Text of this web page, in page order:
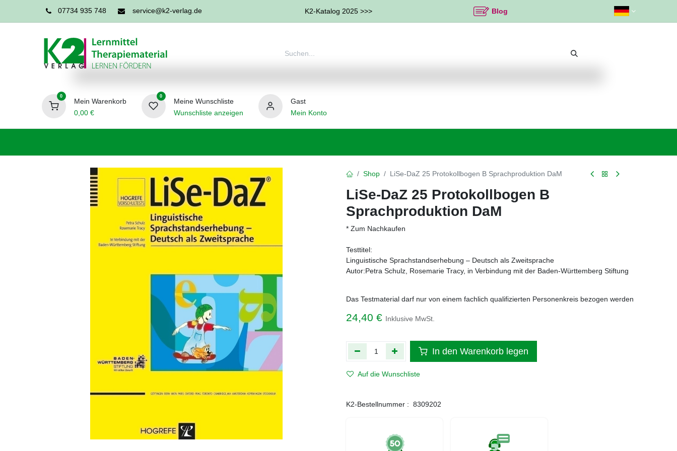
07734 935 748 service@k2-verlag.de K2-Katalog 2025 >>> Blog
0
Mein Warenkorb
0,00€
0
Meine Wunschliste
Wunschliste anzeigen
Gast
Mein Konto
Shop LiSe-DaZ 25 Protokollbogen B Sprachproduktion DaM
LiSe-DaZ 25 Protokollbogen B
Sprachproduktion DaM
* Zum Nachkaufen
Testtitel:
Linguistische Sprachstandserhebung – Deutsch als Zweitsprache
Autor:Petra Schulz, Rosemarie Tracy, in Verbindung mit der Baden-Württemberg Stiftung
Das Testmaterial darf nur von einem fachlich qualifizierten Personenkreis bezogen werden
24,40 € Inklusive MwSt.
In den Warenkorb legen
Auf die Wunschliste
K2-Bestellnummer : 8309202